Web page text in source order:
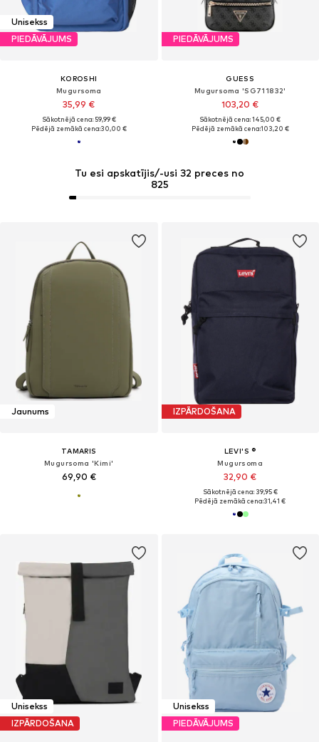
Unisekss
PIEDĀVĀJUMS
KOROSHI
Mugursoma
35,99 €
Sākotnējā cena: 59,99 €
Pēdējā zemākā cena:30,00 €
Tu esi apskatījis/-usi 32 preces no
825
PIEDĀVĀJUMS
GUESS
Mugursoma 'SG711832'
103,20 €
Sākotnējā cena: 145,00 €
Pēdējā zemākā cena:103,20 €
Jaunums
TAMARIS
Mugursoma 'Kimi'
69,90 €
IZPĀRDOŠANA
LEVI'S ®
Mugursoma
32,90 €
Sākotnējā cena: 39,95 €
Pēdējā zemākā cena:31,41 €
Unisekss
IZPĀRDOŠANA
Unisekss
PIEDĀVĀJUMS